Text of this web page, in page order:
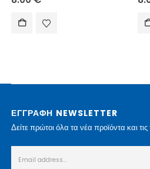
ΕΓΓΡΑΦΗ NEWSLETTER
Δείτε πρώτοι όλα τα νέα προϊόντα και